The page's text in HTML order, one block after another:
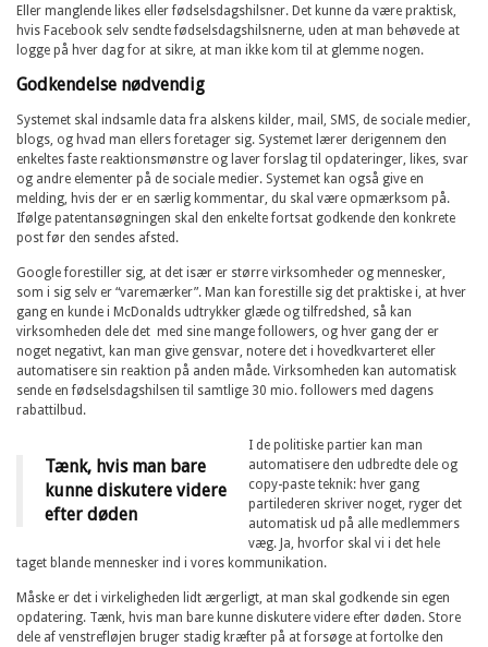
Eller manglende likes eller fødselsdagshilsner. Det kunne da være praktisk,
hvis Facebook selv sendte fødselsdagshilsnerne, uden at man behøvede at
logge på hver dag for at sikre, at man ikke kom til at glemme nogen.
Godkendelse nødvendig
Systemet skal indsamle data fra alskens kilder, mail, SMS, de sociale medier,
blogs, og hvad man ellers foretager sig. Systemet lærer derigennem den
enkeltes faste reaktionsmønstre og laver forslag til opdateringer, likes, svar
og andre elementer på de sociale medier. Systemet kan også give en
melding, hvis der er en særlig kommentar, du skal være opmærksom på.
Ifølge patentansøgningen skal den enkelte fortsat godkende den konkrete
post før den sendes afsted.
Google forestiller sig, at det især er større virksomheder og mennesker,
som i sig selv er “varemærker”. Man kan forestille sig det praktiske i, at hver
gang en kunde i McDonalds udtrykker glæde og tilfredshed, så kan
virksomheden dele det med sine mange followers, og hver gang der er
noget negativt, kan man give gensvar, notere det i hovedkvarteret eller
automatisere sin reaktion på anden måde. Virksomheden kan automatisk
sende en fødselsdagshilsen til samtlige 30 mio. followers med dagens
rabattilbud.
Tænk, hvis man bare
kunne diskutere videre
efter døden
I de politiske partier kan man
automatisere den udbredte dele og
copy-paste teknik: hver gang
partilederen skriver noget, ryger det
automatisk ud på alle medlemmers
væg. Ja, hvorfor skal vi i det hele
taget blande mennesker ind i vores kommunikation.
Måske er det i virkeligheden lidt ærgerligt, at man skal godkende sin egen
opdatering. Tænk, hvis man bare kunne diskutere videre efter døden. Store
dele af venstrefløjen bruger stadig kræfter på at forsøge at fortolke den